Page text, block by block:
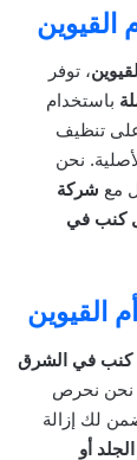
، توفر
باستخدام
تنظيف
نحن
مع شركة
كنب في
في الشرق
نحن نحرص
لك إزالة
أو